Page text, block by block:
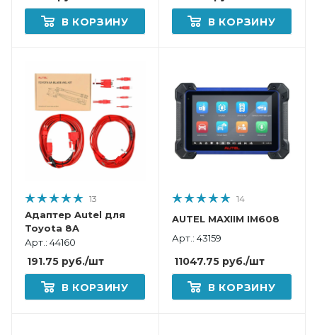
В КОРЗИНУ В КОРЗИНУ
13
Адаптер Autel для
Toyota 8A
Арт.: 44160
191.75 руб./шт
В КОРЗИНУ
14
AUTEL MAXIIM IM608
Арт.: 43159
11047.75руб./шт
В КОРЗИНУ